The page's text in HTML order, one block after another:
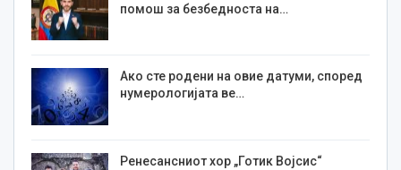
помош за безбедноста на…
Ако сте родени на овие датуми, според
нумерологијата ве…
Ренесансниот хор „Готик Војсис“